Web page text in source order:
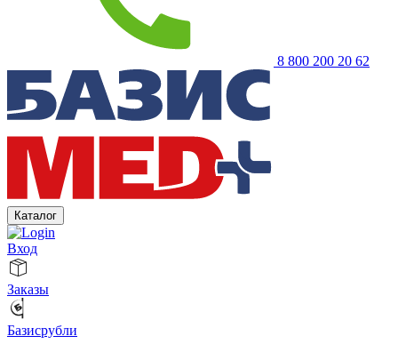
8 800 200 20 62
Каталог
Вход
Заказы
Базисрубли